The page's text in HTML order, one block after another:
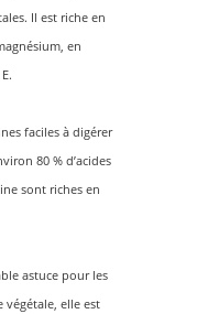
Il est riche en
en
faciles à digérer
80 % d’acides
sont riches en
astuce pour les
végétale, elle est